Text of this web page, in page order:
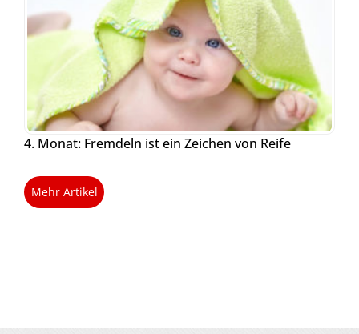
4. Monat: Fremdeln ist ein Zeichen von Reife
Mehr Artikel